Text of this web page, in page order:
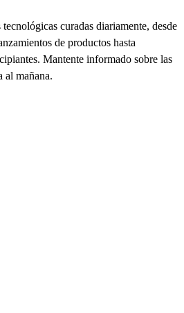
curadas diariamente, desde
de productos hasta
Mantente informado sobre las
al mañana.